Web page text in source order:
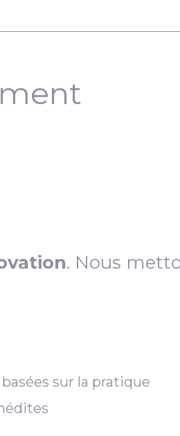
. Nous
sur la pratique